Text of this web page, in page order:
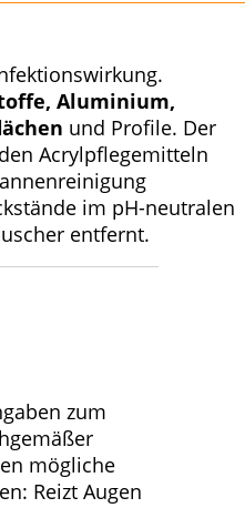
Aluminium,
und Profile. Der
Acrylpflegemitteln
im pH-neutralen
entfernt.
zum
mögliche
Reizt Augen